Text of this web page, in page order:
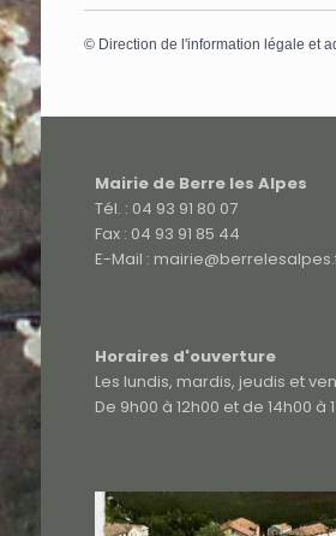
© Direction de l'information légale et
Mairie de Berre les Alpes
Tél. : 04 93 91 80 07
Fax : 04 93 91 85 44
E-Mail :
Horaires d'ouverture
Les lundis, mardis, jeudis et
De 9h00 à 12h00 et de 14h00 à